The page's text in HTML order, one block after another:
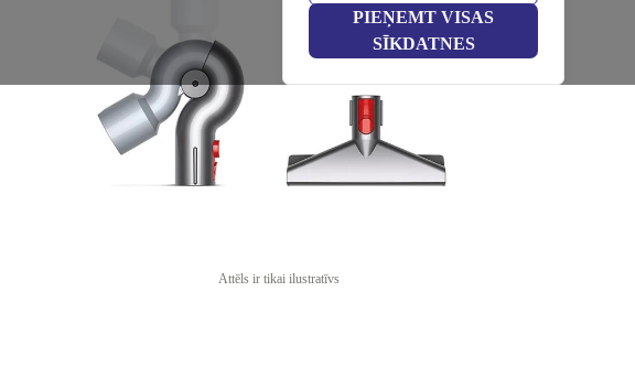
PIEŅEMT VISAS
SĪKDATNES
Attēls ir tikai ilustratīvs